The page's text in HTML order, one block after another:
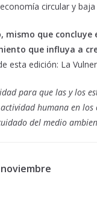
circular y
mismo que
que influya a
esta edición: La
para que las y los
humana en
del medio